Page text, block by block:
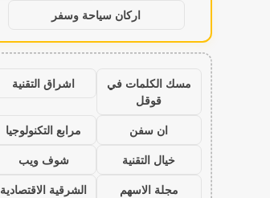
اركان سياحة وسفر
مسك الكلمات في
قوقل
اشراق التقنية
ان سفن
مرابع التكنولوجيا
خيال التقنية
شوف ويب
مجلة الاسهم
الشرقية الاقتصادية